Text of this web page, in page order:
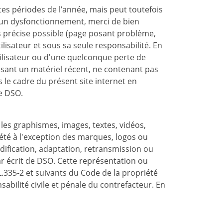
périodes de l’année, mais peut toutefois
dysfonctionnement, merci de bien
possible (page posant problème,
et sous sa seule responsabilité. En
ou d'une quelconque perte de
un matériel récent, ne contenant pas
le cadre du présent site internet en
graphismes, images, textes, vidéos,
à l'exception des marques, logos ou
adaptation, retransmission ou
de DSO. Cette représentation ou
2 et suivants du Code de la propriété
civile et pénale du contrefacteur. En